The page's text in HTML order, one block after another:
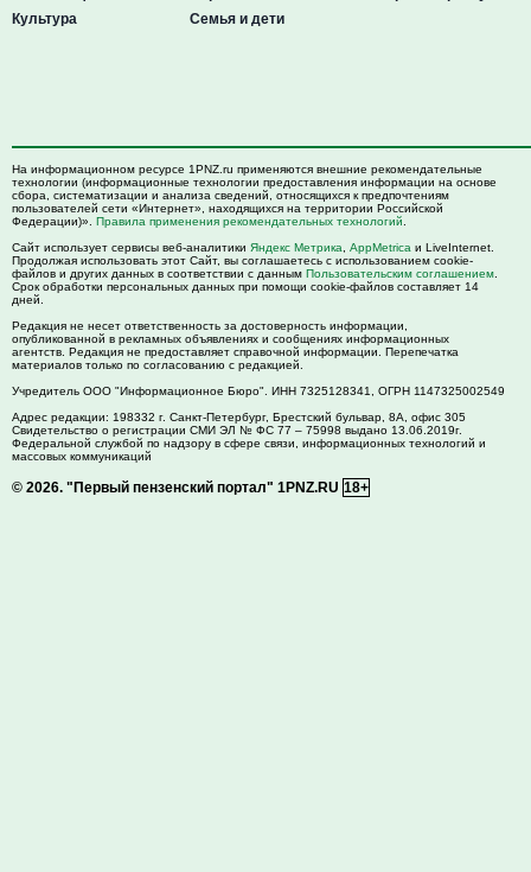
Культура
Семья и дети
На информационном ресурсе 1PNZ.ru применяются внешние рекомендательные
технологии (информационные технологии предоставления информации на основе
сбора, систематизации и анализа сведений, относящихся к предпочтениям
пользователей сети «Интернет», находящихся на территории Российской
Федерации)». Правила применения рекомендательных технологий
Сайт использует сервисы веб-аналитики Яндекс Метрика AppMetrica и LiveInternet.
Продолжая использовать этот Сайт, вы соглашаетесь с использованием cookie-
файлов и других данных в соответствии с данным Пользовательским соглашением
Срок обработки персональных данных при помощи cookie-файлов составляет 14
дней.
Редакция не несет ответственность за достоверность информации,
опубликованной в рекламных объявлениях и сообщениях информационных
агентств. Редакция не предоставляет справочной информации. Перепечатка
материалов только по согласованию с редакцией.
Учредитель ООО "Информационное Бюро". ИНН 7325128341, ОГРН 1147325002549
Адрес редакции: 198332 г. Санкт-Петербург, Брестский бульвар, 8А, офис 305
Свидетельство о регистрации СМИ ЭЛ № ФС 77 – 75998 выдано 13.06.2019г.
Федеральной службой по надзору в сфере связи, информационных технологий и
массовых коммуникаций
© 2026. "Первый пензенский портал" 1PNZ.RU 18+